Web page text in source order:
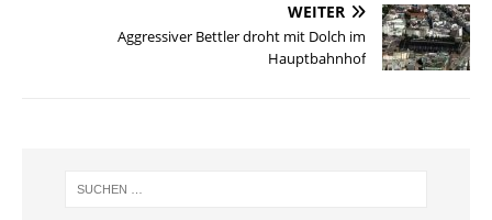
WEITER
Aggressiver Bettler droht mit Dolch im
Hauptbahnhof